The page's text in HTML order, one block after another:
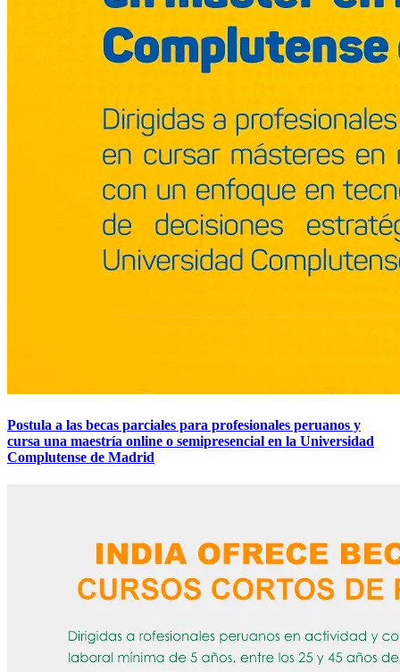
Postula a las becas parciales para profesionales peruanos y
cursa una maestría online o semipresencial en la Universidad
Complutense de Madrid